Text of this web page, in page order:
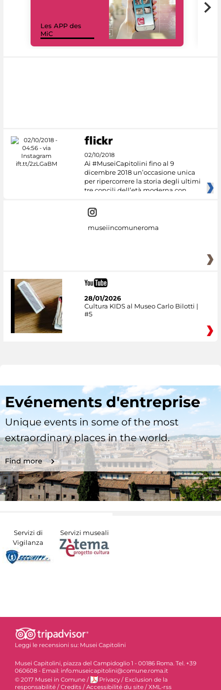
Les APP des
MiC
02/10/2018
Ai #MuseiCapitolini fino al 9
dicembre 2018 un’occasione unica
per ripercorrere la storia degli ultimi
tre concili dell’età moderna con
museiincomuneroma
28/01/2026
Cultura KIDS al Museo Carlo Bilotti |
#5
Evénements d'entreprise
Unique events in some of the most
extraordinary places in the world.
Find more
Servizi di
Vigilanza
Servizi museali
Leggi le recensioni su: Musei Capitolini
Musei Capitolini, piazza del Campidoglio 1 - 00186 Roma. Tel. +39
060608 - Email: info.museicapitolini@comune.roma.it
© 2017 Musei in Comune / Privacy / Exclusion de la
responsabilité / Credits / Accessibilité du site / XML-rss